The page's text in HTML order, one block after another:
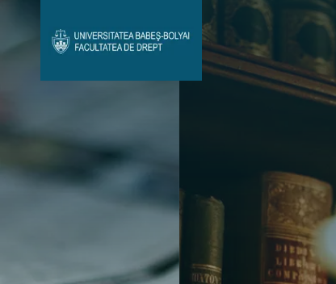
Avizier Studenți Admitere
Contact